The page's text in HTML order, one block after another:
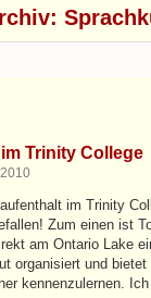
Trinity College
im Trinity
Zum einen ist
am Ontario Lake
organisiert und
kennenzulernen.